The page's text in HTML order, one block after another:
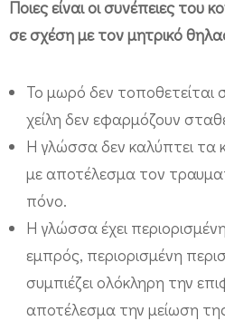
Ποιες είναι οι συνέπειες του
σε σχέση με τον μητρικό
Το μωρό δεν
χείλη δεν εφαρμόζουν
Η γλώσσα δεν καλύπτει
με αποτέλεσμα τον
πόνο.
Η γλώσσα έχει
εμπρός, περιορισμένη
συμπιέζει ολόκληρη την
αποτέλεσμα την μείωση